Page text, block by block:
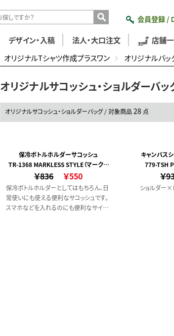
会員登録 /
デザイン・入稿 法人・大口注文
店舗
オリジナルTシャツ作成プラスワン オリジナルバッ
オリジナルサコッシュ・ショルダーバッ
オリジナルサコッシュ・ショルダーバッグ / 対象商品 28 点
保冷ボトルホルダーサコッシュ
TR-1368 MARKLESS STYLE（マークレ
ススタイル）
￥836 ￥550
保冷ボトルホルダーとしてはもちろん、日
常使いにも使える便利なサコッシュです。
スマホなどを入れるのにも便利なサイズ
キャンバス
779-TSH
￥
ショルダー×